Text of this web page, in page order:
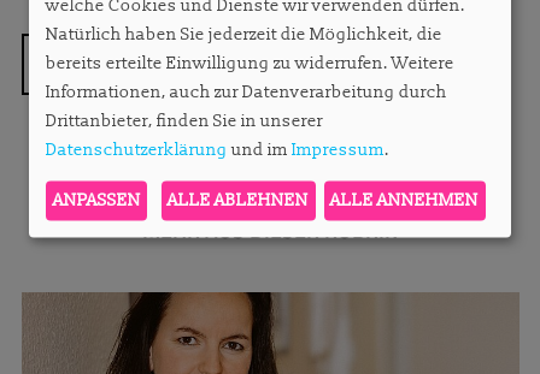
ZURÜCK
MEHR AUS DIESER RUBRIK
welche Cookies und Dienste wir verwenden dürfen.
Natürlich haben Sie jederzeit die Möglichkeit, die
bereits erteilte Einwilligung zu widerrufen. Weitere
Informationen, auch zur Datenverarbeitung durch
Drittanbieter, finden Sie in unserer
Datenschutzerklärung und im Impressum.
ANPASSEN ALLE ABLEHNEN ALLE ANNEHMEN